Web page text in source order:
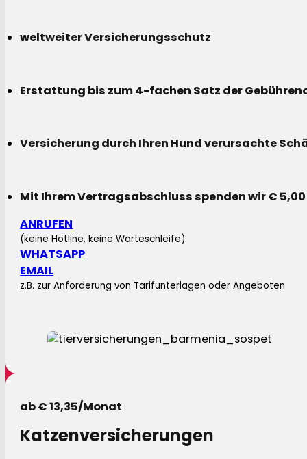
weltweiter Versicherungsschutz
Erstattung bis zum 4-fachen Satz der
Versicherung durch Ihren Hund verursachte
Mit Ihrem Vertragsabschluss spenden wir €
ANRUFEN
(keine Hotline, keine Warteschleife)
WHATSAPP
EMAIL
z.B. zur Anforderung von Tarifunterlagen oder Angeboten
ab € 13,35/Monat
Katzenversicherungen